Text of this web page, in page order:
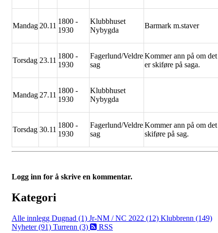
Mandag 20.11
1800 -
1930
Klubbhuset
Nybygda
Barmark m.staver
Torsdag 23.11
1800 -
1930
Fagerlund/Veldre
sag
Kommer ann på om det
er skiføre på saga.
Mandag 27.11
1800 -
1930
Klubbhuset
Nybygda
Torsdag 30.11
1800 -
1930
Fagerlund/Veldre
sag
Kommer ann på om det
skiføre på sag.
Logg inn for å skrive en kommentar.
Kategori
Alle innlegg Dugnad (1) Jr-NM / NC 2022 (12) Klubbrenn (149)
Nyheter (91) Turrenn (3) RSS